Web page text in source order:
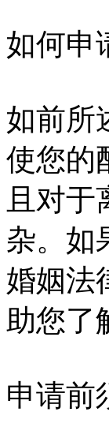
如何申
如前所
使您的
且对
杂。如
婚姻法
助您了
申请前